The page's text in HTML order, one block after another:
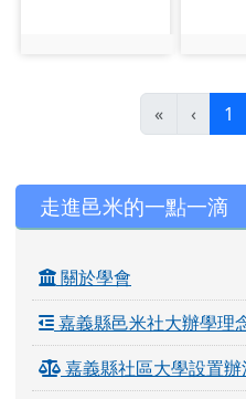
« ‹ 1
左邊區域內容
走進邑米的一點一滴
關於學會
嘉義縣邑米社大辦學理
嘉義縣社區大學設置辦